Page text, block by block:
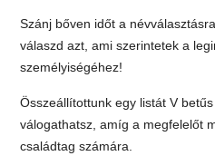
Szánj bőven időt a
válaszd azt, ami szerintetek a
személyiségéhez!
Összeállítottunk egy listát V
válogathatsz, amíg a megfelelőt
családtag számára.